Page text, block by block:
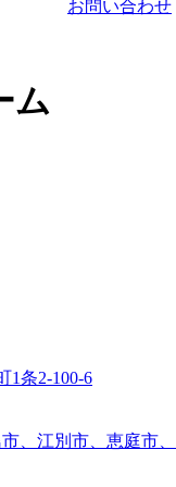
お問い合わせ
ム
1条2-100-6
、江別市、恵庭市